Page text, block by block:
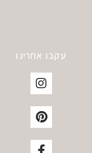
עקבו אחרינו